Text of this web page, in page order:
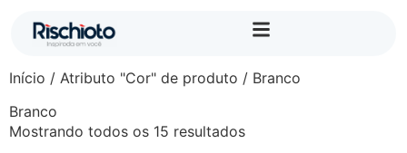
Início / Atributo "Cor" de produto / Branco
Branco
Mostrando todos os 15 resultados